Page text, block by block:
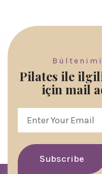
Pilates ile
için mail